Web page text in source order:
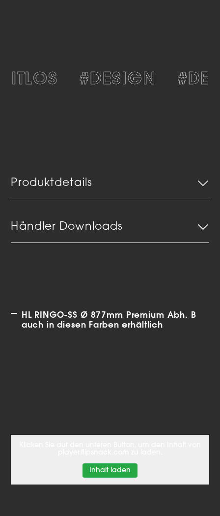
#DESIGN
Produktdetails
Händler Downloads
HL RINGO-SS Ø 877mm Premium Abh. B
auch in diesen Farben erhältlich
Inhalt laden